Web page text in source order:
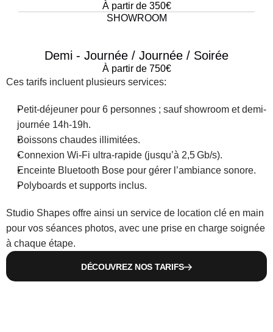
À partir de 350€
SHOWROOM
Demi - Journée / Journée / Soirée
À partir de 750€
Ces tarifs incluent plusieurs services:
Petit-déjeuner pour 6 personnes ; sauf showroom et demi-
journée 14h-19h.
Boissons chaudes illimitées.
Connexion Wi-Fi ultra-rapide (jusqu’à 2,5 Gb/s).
Enceinte Bluetooth Bose pour gérer l’ambiance sonore.
Polyboards et supports inclus.
Studio Shapes offre ainsi un service de location clé en main
pour vos séances photos, avec une prise en charge soignée
à chaque étape.
DÉCOUVREZ NOS TARIFS